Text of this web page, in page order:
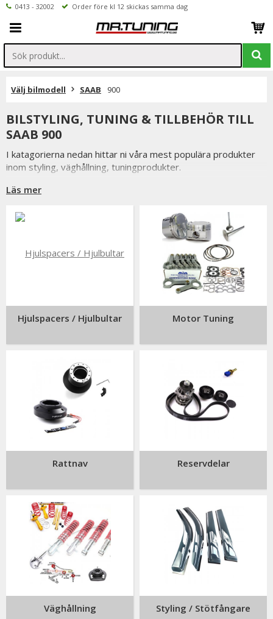
0413 - 32002 Order före kl 12 skickas samma dag
Välj bilmodell SAAB 900
BILSTYLING, TUNING & TILLBEHÖR TILL
SAAB 900
I katagorierna nedan hittar ni våra mest populära produkter
inom styling, väghållning, tuningprodukter.
Är det något som du funderar över eller inte hittar i vårt
Till SAAB 900.
Läs mer
Hjulspacers / Hjulbultar Motor Tuning
Rattnav Reservdelar
Väghållning Styling / Stötfångare